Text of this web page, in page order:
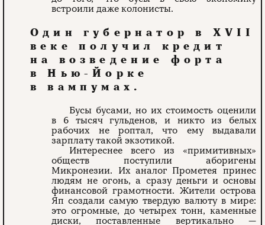
встроили даже колонисты.
Один губернатор в ХVII
веке получил кредит
на возведение форта
в Нью-Йорке
в вампумах.
Бусы бусами, но их стоимость оценили
в 6 тысяч гульденов, и никто из белых
рабочих не роптал, что ему выдавали
зарплату такой экзотикой.
Интереснее всего из «примитивных»
обществ поступили аборигены
Микронезии. Их аналог Прометея принес
людям не огонь, а сразу деньги и основы
финансовой грамотности. Жители острова
Яп создали самую твердую валюту в мире:
это огромные, до четырех тонн, каменные
диски, поставленные вертикально —